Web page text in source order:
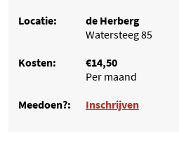
de Herberg
Watersteeg 85
€14,50
Per maand
Inschrijven